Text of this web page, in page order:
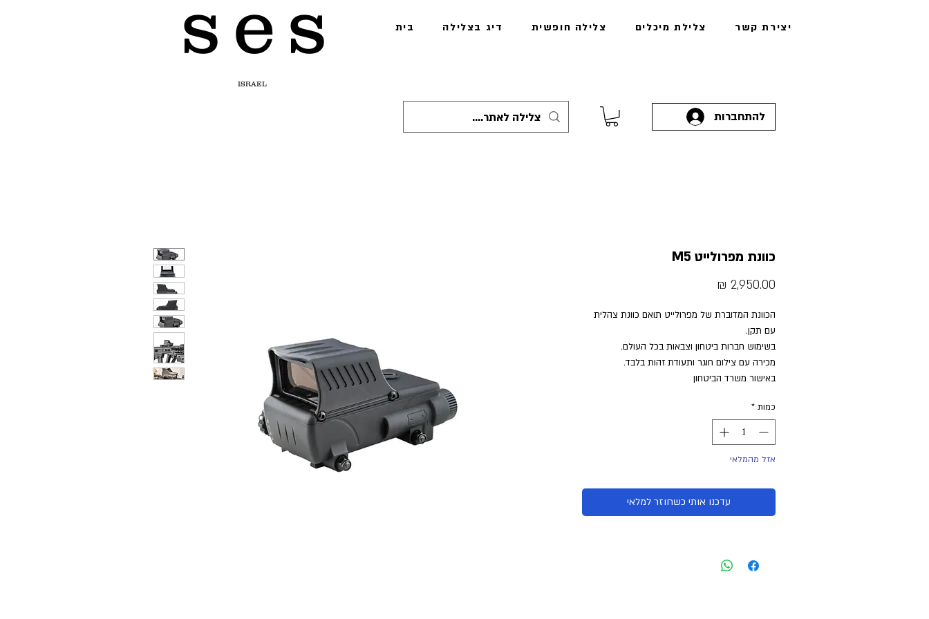
s e s
ISRAEL
בית דיג בצלילה צלילה חופשית צלילת מיכלים יצירת קשר
להתחברות
כוונת מפרולייט M5
הכוונת המדוברת של מפרולייט תואם כוונת צהלית
עם תקן.
בשימוש חברות ביטחון וצבאות בכל העולם.
מכירה עם צילום חוגר ותעודת זהות בלבד.
באישור משרד הביטחון
כמות *
אזל מהמלאי
עדכנו אותי כשחוזר למלאי